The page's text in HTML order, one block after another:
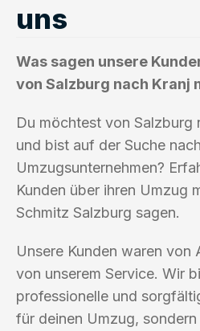
uns
Was sagen unsere
von Salzburg nach Kranj
Du möchtest von Salzburg
und bist auf der Suche
Umzugsunternehmen?
Kunden über ihren Umzug
Schmitz Salzburg sagen.
Unsere Kunden waren von
von unserem Service. Wir
professionelle und
für deinen Umzug,